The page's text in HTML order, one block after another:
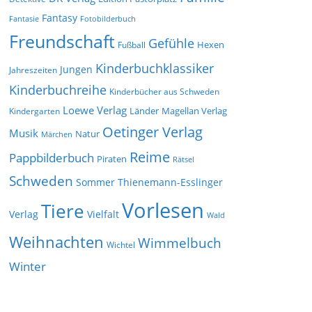
Fantasie Fantasy Fotobilderbuch
Freundschaft Fußball Gefühle Hexen
Jahreszeiten Jungen Kinderbuchklassiker
Kinderbuchreihe Kinderbücher aus Schweden
Kindergarten Loewe Verlag Länder Magellan Verlag
Musik Märchen Natur Oetinger Verlag
Pappbilderbuch Piraten Reime Rätsel
Schweden Sommer Thienemann-Esslinger
Verlag Tiere Vielfalt Vorlesen Wald
Weihnachten Wichtel Wimmelbuch
Winter